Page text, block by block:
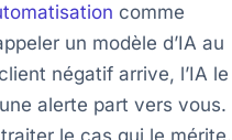
comme
un modèle d’IA au
négatif arrive, l’IA le
alerte part vers vous.